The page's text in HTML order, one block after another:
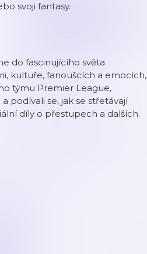
svoji fantasy.
do fascinujícího světa
kultuře, fanoušcích a emocích,
týmu Premier League,
podívali se, jak se střetávají
díly o přestupech a dalších.